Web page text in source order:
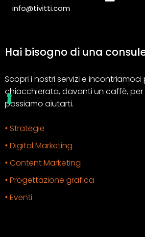
info@tivitti.com
Hai bisogno di una
Scopri i nostri servizi e
chiacchierata, davanti un caffè,
possiamo aiutarti.
• Strategie
• Digital Marketing
• Content Marketing
• Progettazione grafica
• Eventi